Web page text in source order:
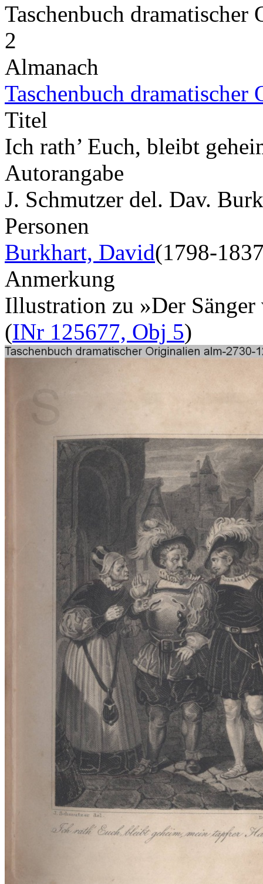
Taschenbuch
2
Almanach
Taschenbuch
Titel
Ich rath’ Euch, bleibt
Autorangabe
J. Schmutzer del. Dav.
Personen
Burkhart, David(1798-
Anmerkung
Illustration zu »Der
(INr 125677, Obj 5)